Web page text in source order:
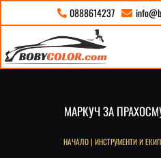
 0888614237 
МАРКУЧ ЗА
НАЧАЛО| ИНСТРУМЕНТИ И